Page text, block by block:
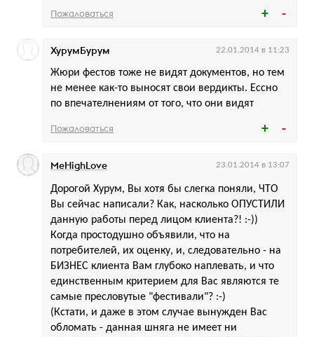
Пожаловаться
Жюри фестов тоже не видят документов, но тем
не менее как-то выносят свои вердикты. Ессно
по впечателнениям от того, что они видят
ХурумБурум 22.01.2014 в 11:23
Пожаловаться
Дорогой Хурум, Вы хотя бы слегка поняли, ЧТО
Вы сейчас написали? Как, насколько ОПУСТИЛИ
данную работы перед лицом клиента?! :-))
Когда простодушно объявили, что на
потребителей, их оценку, и, следовательно - на
БИЗНЕС клиента Вам глубоко наплевать, и что
единственным критерием для Вас являются те
самые пресловутые "фестивали"? :-)
(Кстати, и даже в этом случае вынужден Вас
обломать - данная шняга не имеет ни
MeHighLove 23.01.2014 в 13:07